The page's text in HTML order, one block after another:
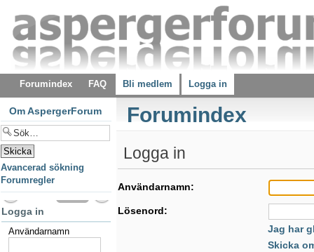
Forumindex FAQ Bli medlem Logga in
Forumindex
Logga in
Användarnamn:
Lösenord:
Jag har
Skicka
Om AspergerForum
Avancerad sökning
Forumregler
Logga in
Användarnamn